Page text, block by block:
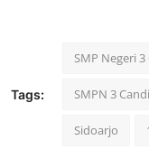
Tags:
SMP Negeri 3
SMPN 3 Candi
Sidoarjo